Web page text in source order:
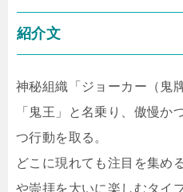
紹介文
神秘組織「ジョーカー（鬼
「鬼王」と名乗り、傲慢か
つ行動を取る。
どこに現れても注目を集め
や崇拝を大いに楽しむタイプ